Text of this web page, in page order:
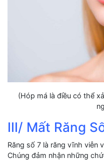
(Hóp má là điều có thể
III/ Mất Răng
Răng số 7 là răng vĩnh viễn
Chúng đảm nhận những